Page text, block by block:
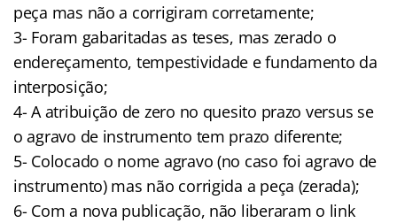
peça mas não a corrigiram corretamente;
3- Foram gabaritadas as teses, mas zerado o
endereçamento, tempestividade e fundamento da
interposição;
4- A atribuição de zero no quesito prazo versus se
o agravo de instrumento tem prazo diferente;
5- Colocado o nome agravo (no caso foi agravo de
instrumento) mas não corrigida a peça (zerada);
6- Com a nova publicação, não liberaram o link